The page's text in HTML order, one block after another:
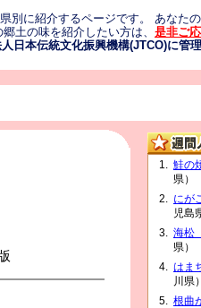
別に紹介するページです。 あなた
土の味を紹介したい方は、 是非ご応
日本伝統文化振興機構(JTCO)に管
鮭の
県）
にが
児島
海松
県）
はま
川県）
根曲